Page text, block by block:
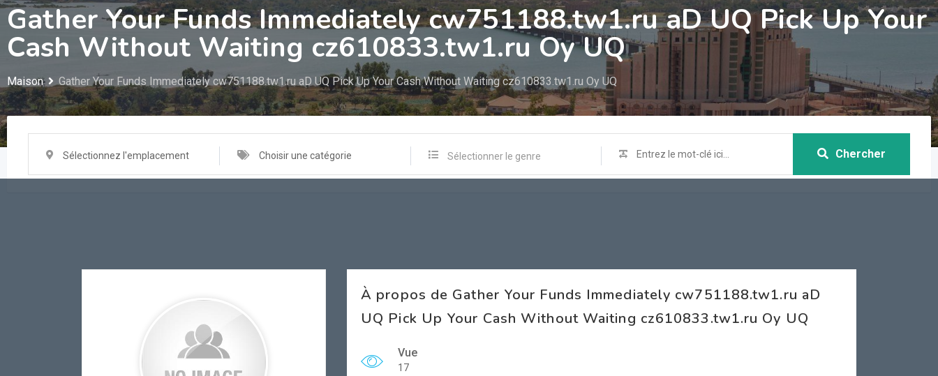
Gather Your Funds Immediately cw751188.tw1.ru aD UQ Pick Up Your
Cash Without Waiting cz610833.tw1.ru Oy UQ
Maison Gather Your Funds Immediately cw751188.tw1.ru aD UQ Pick Up Your Cash Without Waiting cz610833.tw1.ru Oy UQ
Sélectionnez l'emplacement Choisir une catégorie Sélectionner le genre Chercher
À propos de Gather Your Funds Immediately cw751188.tw1.ru aD
UQ Pick Up Your Cash Without Waiting cz610833.tw1.ru Oy UQ
Vue
17